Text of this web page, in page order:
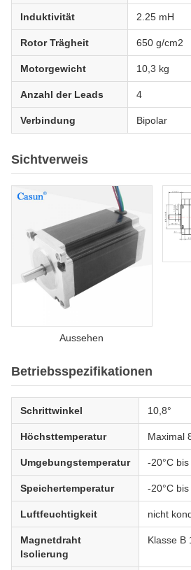
Induktivität 2.25 mH
Rotor Trägheit 650 g/cm2
Motorgewicht 10,3 kg
Anzahl der Leads 4
Verbindung Bipolar
Sichtverweis
Aussehen
Betriebsspezifikationen
Schrittwinkel 10,8°
Höchsttemperatur Maximal
Umgebungstemperatur -20°C bis
Speichertemperatur -20°C
Luftfeuchtigkeit nicht
Magnetdraht
Isolierung
Klasse B